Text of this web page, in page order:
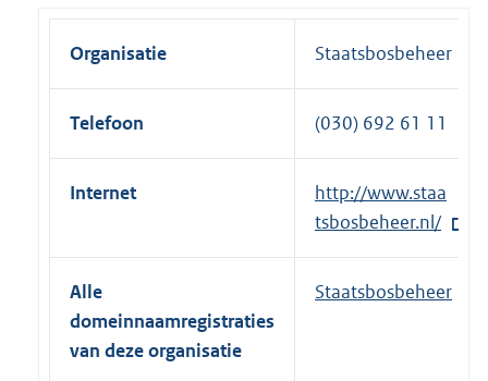
Organisatie Staatsbosbeheer
Telefoon (030) 692 61 11
Internet
E
x
t
e
http://www.staa
tsbosbeheer.nl/
Alle
domeinnaamregistraties
van deze organisatie
Staatsbosbeheer